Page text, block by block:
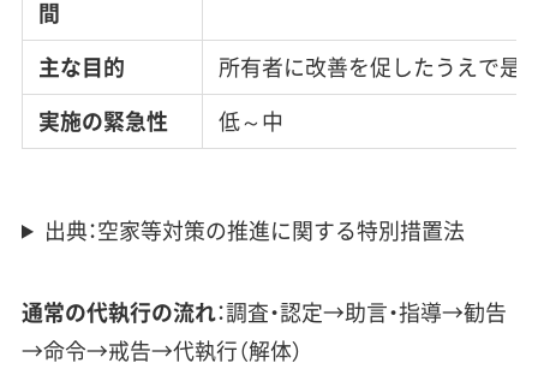
間
主な目的
所有者に改善を促したうえで是
実施の緊急性
低～中
出典：空家等対策の推進に関する特別措置法
通常の代執行の流れ：調査・認定→助言・指導→勧告
→命令→戒告→代執行（解体）